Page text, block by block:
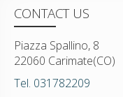
CONTACT US
Piazza Spallino, 8
22060 Carimate(CO)
Tel. 031782209